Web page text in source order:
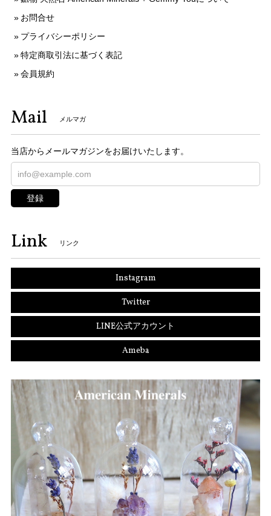
お問合せ
プライバシーポリシー
特定商取引法に基づく表記
会員規約
Mail メルマガ
当店からメールマガジンをお届けいたします。
登録
Link リンク
Instagram
Twitter
LINE公式アカウント
Ameba